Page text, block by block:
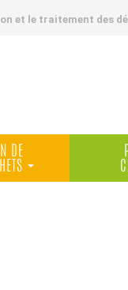
et le traitement des
DE